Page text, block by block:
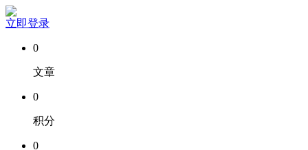
立即登录
0
文章
0
积分
0